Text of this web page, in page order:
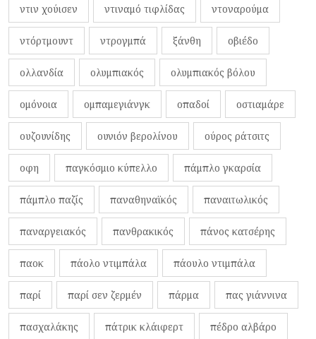
ντιν χούισεν ντιναμό τιφλίδας ντοναρούμα
ντόρτμουντ ντρογμπά ξάνθη οβιέδο
ολλανδία ολυμπιακός ολυμπιακός βόλου
ομόνοια ομπαμεγιάνγκ οπαδοί οστιαμάρε
ουζουνίδης ουνιόν βερολίνου ούρος ράτσιτς
οφη παγκόσμιο κύπελλο πάμπλο γκαρσία
πάμπλο παζίς παναθηναϊκός παναιτωλικός
παναργειακός πανθρακικός πάνος κατσέρης
παοκ πάολο ντιμπάλα πάουλο ντιμπάλα
παρί παρί σεν ζερμέν πάρμα πας γιάννινα
πασχαλάκης πάτρικ κλάιφερτ πέδρο αλβάρο